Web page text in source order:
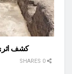
كشف